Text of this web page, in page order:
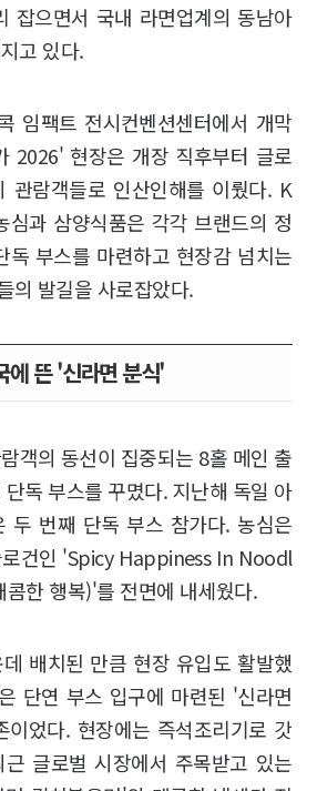
잡으면서 국내 라면업계의 동남아
고 있다.
임팩트 전시컨벤션센터에서 개막
2026' 현장은 개장 직후부터 글로
관람객들로 인산인해를 이뤘다. K
심과 삼양식품은 각각 브랜드의 정
독 부스를 마련하고 현장감 넘치는
의 발길을 사로잡았다.
에 뜬 '신라면 분식'
객의 동선이 집중되는 8홀 메인 출
독 부스를 꾸몄다. 지난해 독일 아
두 번째 단독 부스 참가다. 농심은
건인 'Spicy Happiness In Noodl
콤한 행복)'를 전면에 내세웠다.
배치된 만큼 현장 유입도 활발했
단연 부스 입구에 마련된 '신라면
이었다. 현장에는 즉석조리기로 갓
글로벌 시장에서 주목받고 있는